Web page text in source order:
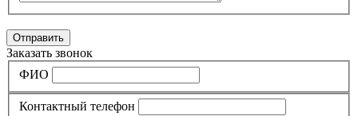
Отправить
Заказать звонок
ФИО
Контактный телефон